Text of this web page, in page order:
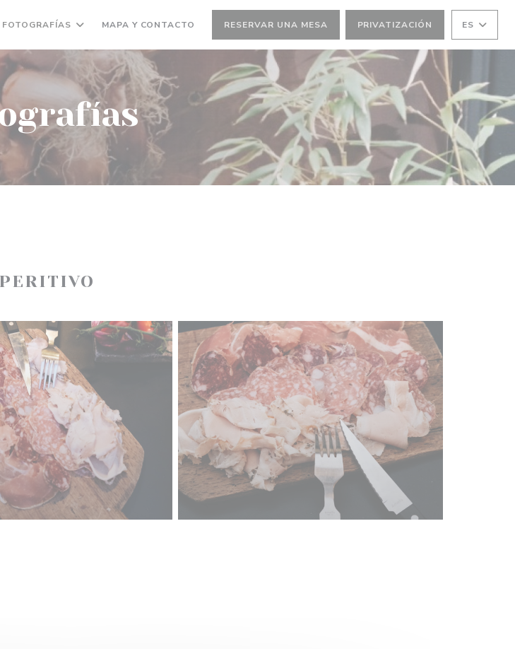
FOTOGRAFÍAS MAPA Y CONTACTO RESERVAR UNA MESA PRIVATIZACIÓN ES